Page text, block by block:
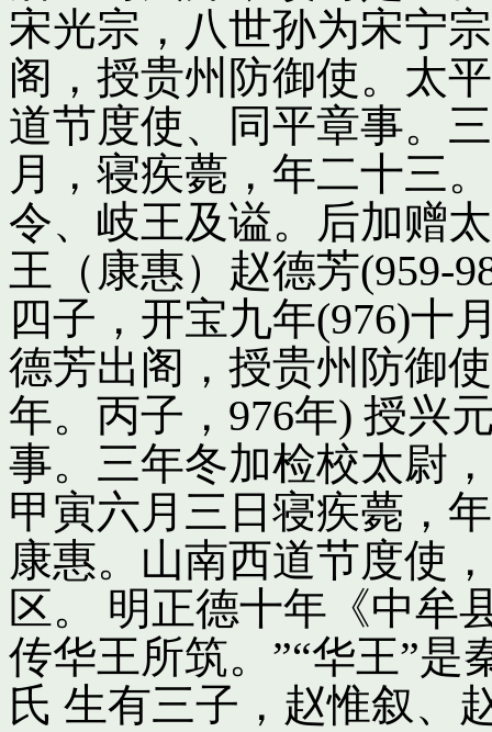
宋光宗，八世孙为宋宁
阁，授贵州防御使。太
道节度使、同平章事。
月，寝疾薨，年二十三
令、岐王及谥。后加赠
王（康惠）赵德芳(959-
四子，开宝九年(976)十
德芳出阁，授贵州防御
年。丙子，976年) 授兴
事。三年冬加检校太尉
甲寅六月三日寝疾薨，
康惠。山南西道节度使
区。 明正德十年《中牟
传华王所筑。”“华王”是
氏 生有三子，赵惟叙、